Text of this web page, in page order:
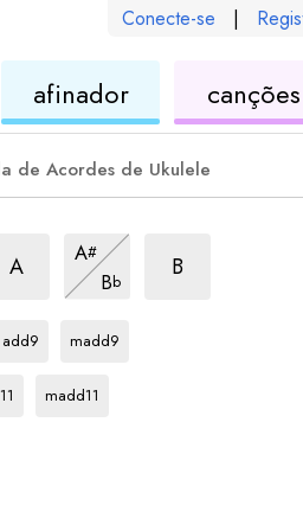
Conecte-se |
afinadorukulelecanções
de Acordes de Ukulele
A
A#
acorde
Bb
m9
B
add9
madd9
madd11